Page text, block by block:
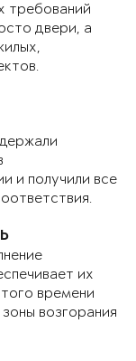
требований
двери, а
и получили все
их
времени
возгорания